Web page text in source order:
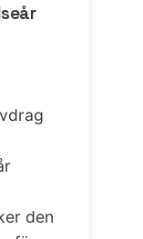
den